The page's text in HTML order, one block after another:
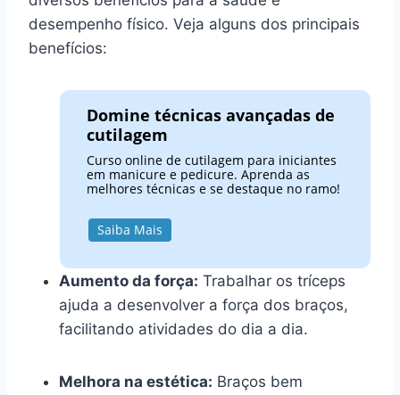
desempenho físico. Veja alguns dos principais
benefícios:
Domine técnicas avançadas de
cutilagem
Curso online de cutilagem para iniciantes
em manicure e pedicure. Aprenda as
melhores técnicas e se destaque no ramo!
Saiba Mais
Aumento da força: Trabalhar os tríceps
ajuda a desenvolver a força dos braços,
facilitando atividades do dia a dia.
Melhora na estética: Braços bem